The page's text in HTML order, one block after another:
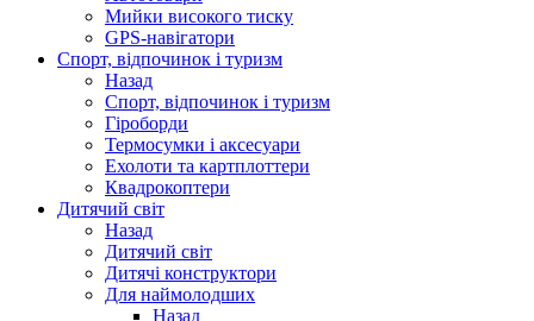
Мийки високого тиску
GPS-навігатори
Спорт, відпочинок і туризм
Назад
Спорт, відпочинок і туризм
Гіроборди
Термосумки і аксесуари
Ехолоти та картплоттери
Квадрокоптери
Дитячий світ
Назад
Дитячий світ
Дитячі конструктори
Для наймолодших
Назад